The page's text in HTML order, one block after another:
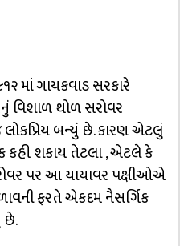
માં ગાયકવાડ સરકારે
વિશાળ થોળ સરોવર
બન્યું છે. કારણ એટલું
કહી શકાય તેટલા , એટલે કે
પર આ યાયાવર પક્ષીઓએ
ફરતે એકદમ નૈસર્ગિક
છે.